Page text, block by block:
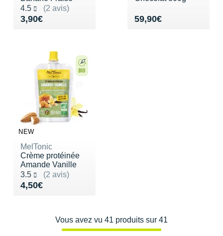
4.5
(2 avis)
Noté 4.5 sur 5
3,90€
Vendu 3,90€ 59,90€
Vendu 59,90€
NEW
MelTonic
Crème protéinée
Amande Vanille
3.5
(2 avis)
Noté 3.5 sur 5
4,50€
Vendu 4,50€
Vous avez vu 41 produits sur 41